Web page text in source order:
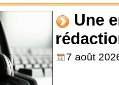
Une
7 août